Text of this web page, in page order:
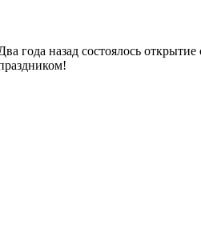
года назад состоялось